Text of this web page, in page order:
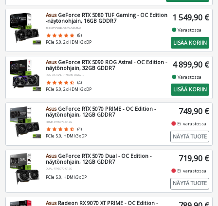
AsusGeForce RTX 5080 TUF Gaming - OC Edition
-näytönohjain, 16GB GDDR7
TUF-RTX5080-O16G-GAMING
star star star star star (8)
PCIe 5.0, 2xHDMI/3xDP
1 549,90 €
fiber_manual_recordVarastossa
LISÄÄ KORIIN
AsusGeForce RTX 5090 ROG Astral - OC Edition -
näytönohjain, 32GB GDDR7
ROG-ASTRAL-RTX5090-O32G-GAMING
star star star star star_half (4)
PCIe 5.0, 2xHDMI/3xDP
4 899,90 €
fiber_manual_recordVarastossa
LISÄÄ KORIIN
AsusGeForce RTX 5070 PRIME - OC Edition -
näytönohjain, 12GB GDDR7
PRIME-RTX5070-O12G
star star star star star_half (4)
PCIe 5.0, HDMI/3xDP
749,90 €
fiber_manual_record Ei varastossa
NÄYTÄ TUOTE
AsusGeForce RTX 5070 Dual - OC Edition -
näytönohjain, 12GB GDDR7
DUAL-RTX5070-O12G
PCIe 5.0, HDMI/3xDP
719,90 €
fiber_manual_record Ei varastossa
NÄYTÄ TUOTE
AsusRadeon RX 9070 XT PRIME - OC Edition -